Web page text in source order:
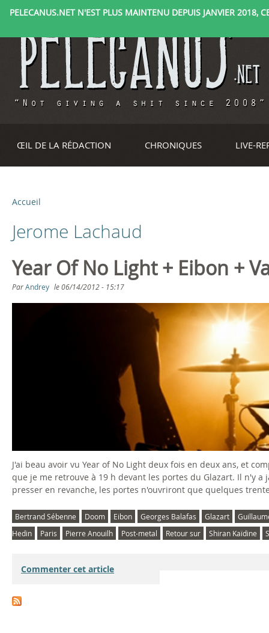
PELECANUS.NET N'EST PLUS MAINTENU DEPUIS JANVIER 2018,
ŒIL DE LA RÉDACTION CHRONIQUES LIVE-
V
o
u
s
ê
i
Accueil
Jerome Lachaud
Year Of No Light + Eibon +
ParAndrey le06/14/2012 - 15:17
J'ai beau avoir vu Year of No Light deux fois en deux ans, et
que je me retrouve à 19 h devant les portes du Glazart. Il n'y
presser en revanche, les portes n'ouvriront que quelques
Bertrand Sébenne Doom Eibon Georges Balafas Glazart
Hedin
Paris Pierre Anouilh Post-metal Retour sur Shiran Kaïdine
Commenter cet article